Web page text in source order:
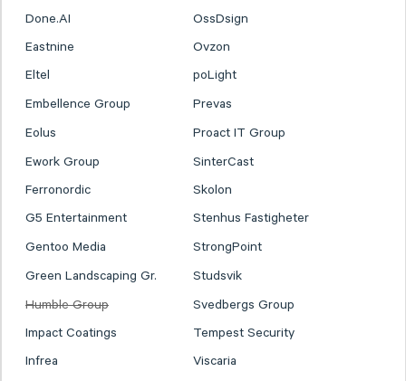
Done.AI
OssDsign
Eastnine
Ovzon
Eltel
poLight
Embellence Group
Prevas
Eolus
Proact IT Group
Ework Group
SinterCast
Ferronordic
Skolon
G5 Entertainment
Stenhus Fastigheter
Gentoo Media
StrongPoint
Green Landscaping Gr.
Studsvik
Humble Group
Svedbergs Group
Impact Coatings
Tempest Security
Infrea
Viscaria